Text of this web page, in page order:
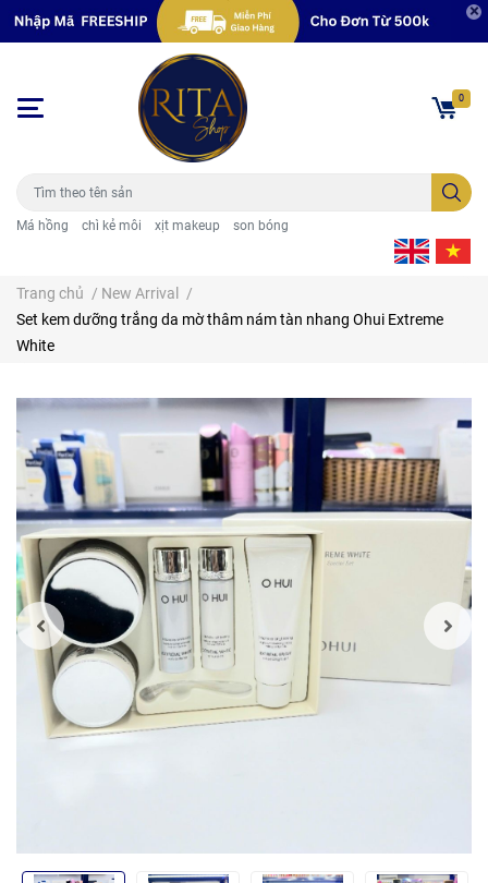
Má hồng chì kẻ môi xịt makeup son bóng
0
Trang chủ / New Arrival
/
Set kem dưỡng trắng da mờ thâm nám tàn nhang Ohui Extreme
White